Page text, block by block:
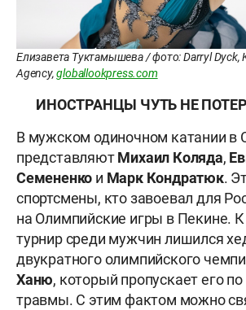
Елизавета Туктамышева / фото: Darryl Dyck,
Agency,globallookpress.com
ИНОСТРАНЦЫ ЧУТЬ НЕ
В мужском одиночном катании в
представляютМихаил Коляда,
Семененко и Марк Кондратюк.
спортсмены, кто завоевал для
на Олимпийские игры в Пекине.
турнир среди мужчин лишился
двукратного олимпийского
Ханю, который пропускает его
травмы. С этим фактом можно